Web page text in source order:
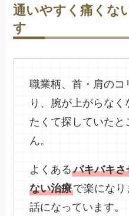
通いやすく痛くな
す
職業柄、首・肩のコ
り、腕が上がらな
たくて探していたと
ん。
よくあるバキバキ
ない治療で楽にな
話になっています。